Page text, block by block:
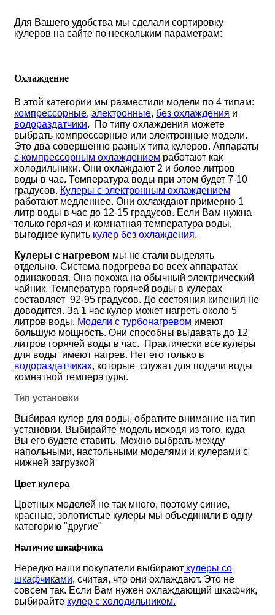
Для Вашего удобства мы сделали сортировку
кулеров на сайте по нескольким параметрам:
Охлаждение
В этой категории мы разместили модели по 4 типам:
компрессорные, электронные, без охлаждения и
водораздатчики. По типу охлаждения можете
выбрать компрессорные или электронные модели.
Это два совершенно разных типа кулеров. Аппараты
с компрессорным охлаждением работают как
холодильники. Они охлаждают 2 и более литров
воды в час. Температура воды при этом будет 7-10
градусов. Кулеры с электронным охлаждением
работают медленнее. Они охлаждают примерно 1
литр воды в час до 12-15 градусов. Если Вам нужна
только горячая и комнатная температура воды,
выгоднее купить кулер без охлаждения.
Кулеры с нагревом мы не стали выделять
отдельно. Система подогрева во всех аппаратах
одинаковая. Она похожа на обычный электрический
чайник. Температура горячей воды в кулерах
составляет 92-95 градусов. До состояния кипения не
доводится. За 1 час кулер может нагреть около 5
литров воды. Модели с турбонагревом имеют
большую мощность. Они способны выдавать до 12
литров горячей воды в час. Практически все кулеры
для воды имеют нагрев. Нет его только в
водораздатчиках, которые служат для подачи воды
комнатной температуры.
Тип установки
Выбирая кулер для воды, обратите внимание на тип
установки. Выбирайте модель исходя из того, куда
Вы его будете ставить. Можно выбрать между
напольными, настольными моделями и кулерами с
нижней загрузкой
Цвет кулера
Цветных моделей не так много, поэтому синие,
красные, золотистые кулеры мы объединили в одну
категорию "другие"
Наличие шкафчика
Нередко наши покупатели выбирают кулеры со
шкафчиками, считая, что они охлаждают. Это не
совсем так. Если Вам нужен охлаждающий шкафчик,
выбирайте кулер с холодильником.